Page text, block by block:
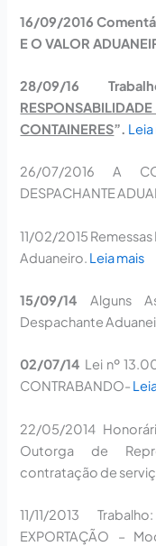
16/09/2016
E O VALOR
28/09/16
CONTAINERES”. Leia
26/07/2016 A
DESPACHANTE
11/02/2015
Aduaneiro. Leia mais
15/09/14 Alguns
Despachante
02/07/14 Lei nº
CONTRABANDO-
22/05/2014
Outorga de
contratação de
11/11/2013
EXPORTAÇÃO –